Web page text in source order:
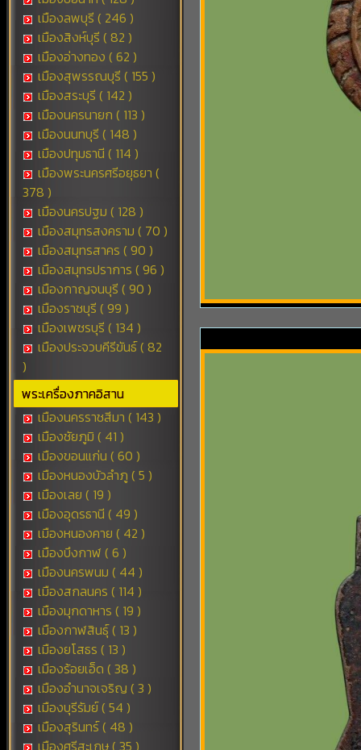
เมืองลพบุรี ( 246 )
เมืองสิงห์บุรี ( 82 )
เมืองอ่างทอง ( 62 )
เมืองสุพรรณบุรี ( 155 )
เมืองสระบุรี ( 142 )
เมืองนครนายก ( 113 )
เมืองนนทบุรี ( 148 )
เมืองปทุมธานี ( 114 )
เมืองพระนครศรีอยุธยา (
378 )
เมืองนครปฐม ( 128 )
เมืองสมุทรสงคราม ( 70 )
เมืองสมุทรสาคร ( 90 )
เมืองสมุทรปราการ ( 96 )
เมืองกาญจนบุรี ( 90 )
เมืองราชบุรี ( 99 )
เมืองเพชรบุรี ( 134 )
เมืองประจวบคีรีขันธ์ ( 82
)
พระเครื่องภาคอิสาน
เมืองนครราชสีมา ( 143 )
เมืองชัยภูมิ ( 41 )
เมืองขอนแก่น ( 60 )
เมืองหนองบัวลำภู ( 5 )
เมืองเลย ( 19 )
เมืองอุดรธานี ( 49 )
เมืองหนองคาย ( 42 )
เมืองบึงกาฬ ( 6 )
เมืองนครพนม ( 44 )
เมืองสกลนคร ( 114 )
เมืองมุกดาหาร ( 19 )
เมืองกาฬสินธุ์ ( 13 )
เมืองยโสธร ( 13 )
เมืองร้อยเอ็ด ( 38 )
เมืองอำนาจเจริญ ( 3 )
เมืองบุรีรัมย์ ( 54 )
เมืองสุรินทร์ ( 48 )
เมืองศรีสะเกษ ( 35 )